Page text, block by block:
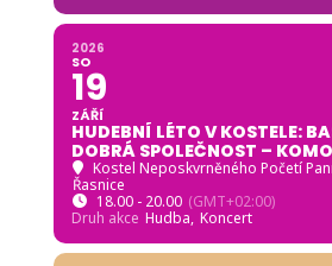
2026
SO
19
ZÁŘÍ
HUDEBNÍ LÉTO V KOSTELE:
DOBRÁ SPOLEČNOST –
Kostel Neposkvrněného Početí
Řasnice
18.00 - 20.00 (GMT+02:00)
Druh akce Hudba, Koncert